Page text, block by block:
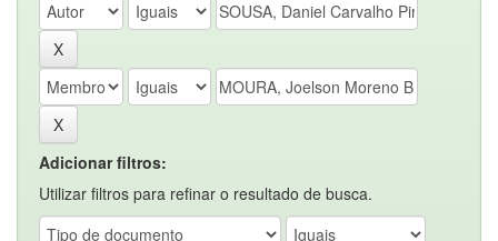
Adicionar filtros:
Utilizar filtros para refinar o resultado de busca.